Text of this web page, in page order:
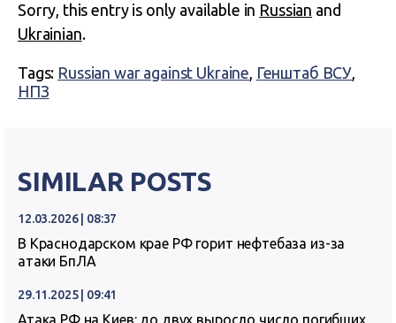
Sorry, this entry is only available in Russian and
Ukrainian.
Tags: Russian war against Ukraine, Генштаб ВСУ,
НПЗ
SIMILAR POSTS
12.03.2026 | 08:37
В Краснодарском крае РФ горит нефтебаза из-за
атаки БпЛА
29.11.2025 | 09:41
Атака РФ на Киев: до двух выросло число погибших,